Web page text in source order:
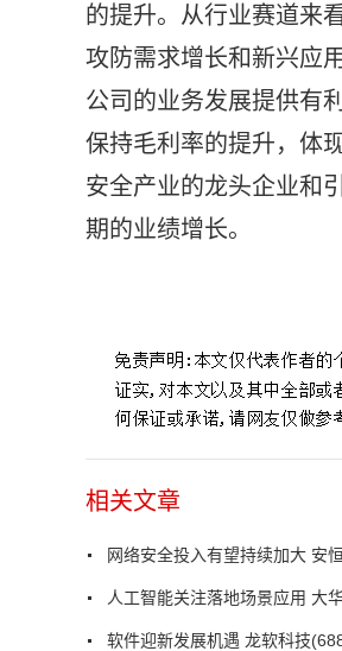
的提升。从行业赛道来
攻防需求增长和新兴应
公司的业务发展提供有
保持毛利率的提升，体
安全产业的龙头企业和
期的业绩增长。
相关文章
网络安全投入有望持续加大 安
人工智能关注落地场景应用 大
软件迎新发展机遇 龙软科技